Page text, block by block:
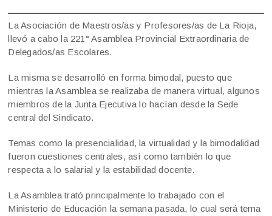
La Asociación de Maestros/as y Profesores/as de La Rioja,
llevó a cabo la 221° Asamblea Provincial Extraordinaria de
Delegados/as Escolares.
La misma se desarrolló en forma bimodal, puesto que
mientras la Asamblea se realizaba de manera virtual, algunos
miembros de la Junta Ejecutiva lo hacían desde la Sede
central del Sindicato.
Temas como la presencialidad, la virtualidad y la bimodalidad
fueron cuestiones centrales, así como también lo que
respecta a lo salarial y la estabilidad docente.
La Asamblea trató principalmente lo trabajado con el
Ministerio de Educación la semana pasada, lo cual será tema